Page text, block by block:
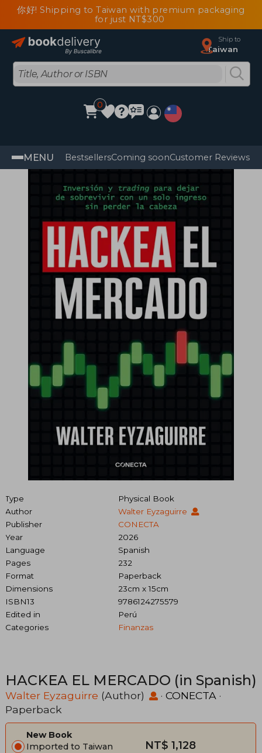
你好! Shipping to Taiwan with premium packaging
for just NT$300
Ship to
Taiwan
0
MENU BestsellersComing soonCustomer Reviews
Type
Physical Book
Author
Walter Eyzaguirre
Publisher
CONECTA
Year
2026
Language
Spanish
Pages
232
Format
Paperback
Dimensions
23cm x 15cm
ISBN13
9786124275579
Edited in
Perú
Categories
Finanzas
HACKEA EL MERCADO (in Spanish)
Walter Eyzaguirre (Author) · CONECTA ·
Paperback
New Book
Imported to Taiwan
NT$ 1,128